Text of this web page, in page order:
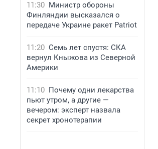
11:30 Министр обороны
Финляндии высказался о
передаче Украине ракет Patriot
11:20 Семь лет спустя: СКА
вернул Кныжова из Северной
Америки
11:10 Почему одни лекарства
пьют утром, а другие —
вечером: эксперт назвала
секрет хронотерапии